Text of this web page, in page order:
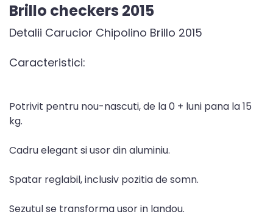
Brillo checkers 2015
Detalii Carucior Chipolino Brillo 2015
Caracteristici:
Potrivit pentru nou-nascuti, de la 0 + luni pana la 15
kg.
Cadru elegant si usor din aluminiu.
Spatar reglabil, inclusiv pozitia de somn.
Sezutul se transforma usor in landou.